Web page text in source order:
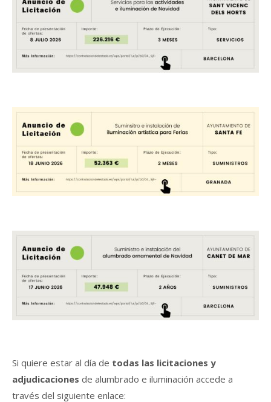
Si quiere estar al día de todas las licitaciones y
adjudicaciones de alumbrado e iluminación accede a
través del siguiente enlace: